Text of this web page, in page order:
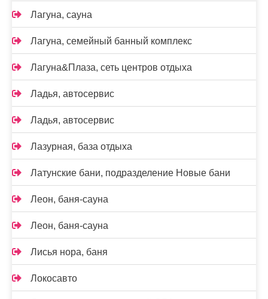
Лагуна, сауна
Лагуна, семейный банный комплекс
Лагуна&Плаза, сеть центров отдыха
Ладья, автосервис
Ладья, автосервис
Лазурная, база отдыха
Латунские бани, подразделение Новые бани
Леон, баня-сауна
Леон, баня-сауна
Лисья нора, баня
Локосавто